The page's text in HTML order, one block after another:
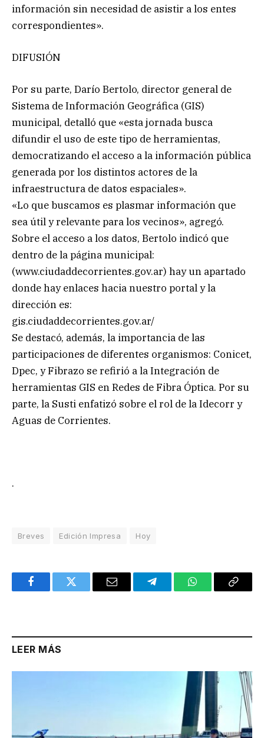
información sin necesidad de asistir a los entes
correspondientes».
DIFUSIÓN
Por su parte, Darío Bertolo, director general de
Sistema de Información Geográfica (GIS)
municipal, detalló que «esta jornada busca
difundir el uso de este tipo de herramientas,
democratizando el acceso a la información pública
generada por los distintos actores de la
infraestructura de datos espaciales».
«Lo que buscamos es plasmar información que
sea útil y relevante para los vecinos», agregó.
Sobre el acceso a los datos, Bertolo indicó que
dentro de la página municipal:
(www.ciudaddecorrientes.gov.ar) hay un apartado
donde hay enlaces hacia nuestro portal y la
dirección es:
gis.ciudaddecorrientes.gov.ar/
Se destacó, además, la importancia de las
participaciones de diferentes organismos: Conicet,
Dpec, y Fibrazo se refirió a la Integración de
herramientas GIS en Redes de Fibra Óptica. Por su
parte, la Susti enfatizó sobre el rol de la Idecorr y
Aguas de Corrientes.
.
Breves Edición Impresa Hoy
FacebookTwitter Email TelegramWhatsAppCopy
LEER MÁS